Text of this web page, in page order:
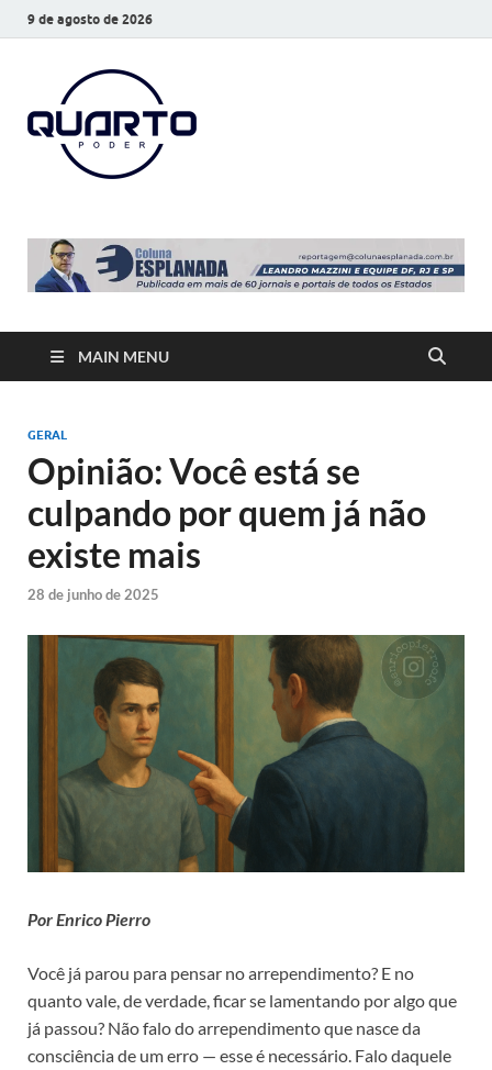
9 de agosto de 2026
MAIN MENU
GERAL
Opinião: Você está se
culpando por quem já não
existe mais
28 de junho de 2025
Por Enrico Pierro
Você já parou para pensar no arrependimento? E no
quanto vale, de verdade, ficar se lamentando por algo que
já passou? Não falo do arrependimento que nasce da
consciência de um erro — esse é necessário. Falo daquele